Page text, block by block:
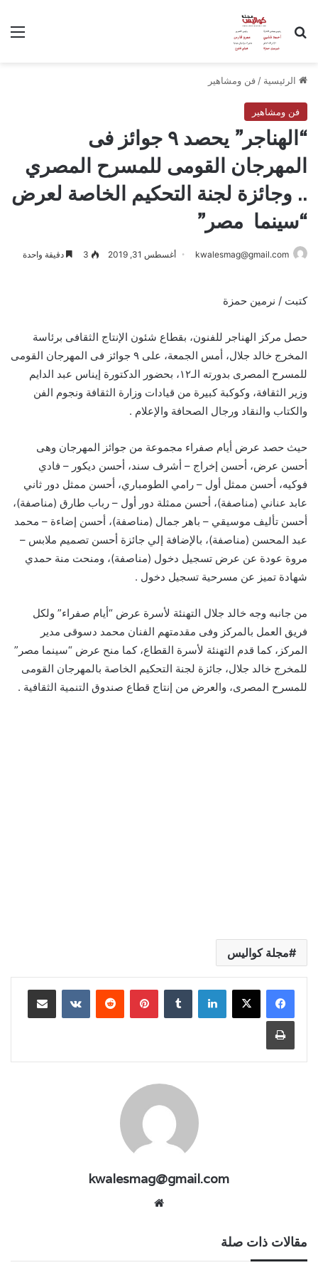
بحث عن
الرئيسية / فن ومشاهير
فن ومشاهير
“الهناجر” يحصد ٩ جوائز فى
المهرجان القومى للمسرح المصري
.. وجائزة لجنة التحكيم الخاصة لعرض
“سينما مصر”
kwalesmag@gmail.com أغسطس 31, 2019 3 دقيقة واحدة
كتبت / نرمين حمزة
حصل مركز الهناجر للفنون، بقطاع شئون الإنتاج الثقافى برئاسة
المخرج خالد جلال، أمس الجمعة، على ٩ جوائز فى المهرجان القومى
للمسرح المصرى بدورته الـ١٢، بحضور الدكتورة إيناس عبد الدايم
وزير الثقافة، وكوكبة كبيرة من قيادات وزارة الثقافة ونجوم الفن
والكتاب والنقاد ورجال الصحافة والإعلام .
حيث حصد عرض أيام صفراء مجموعة من جوائز المهرجان وهى
أحسن عرض، أحسن إخراج – أشرف سند، أحسن ديكور – فادي
فوكيه، أحسن ممثل أول – رامي الطومباري، أحسن ممثل دور ثاني
عابد عناني (مناصفة)، أحسن ممثلة دور أول – رباب طارق (مناصفة)،
أحسن تأليف موسيقي – باهر جمال (مناصفة)، أحسن إضاءة – محمد
عبد المحسن (مناصفة)، بالإضافة إلي جائزة أحسن تصميم ملابس –
مروة عودة عن عرض تسجيل دخول (مناصفة)، ومنحت منة حمدي
شهادة تميز عن مسرحية تسجيل دخول .
من جانبه وجه خالد جلال التهنئة لأسرة عرض “أيام صفراء” ولكل
فريق العمل بالمركز وفى مقدمتهم الفنان محمد دسوقى مدير
المركز، كما قدم التهنئة لأسرة القطاع، كما منح عرض “سينما مصر”
للمخرج خالد جلال، جائزة لجنة التحكيم الخاصة بالمهرجان القومى
للمسرح المصرى، والعرض من إنتاج قطاع صندوق التنمية الثقافية .
مجلة كواليس
لينكدإن بينتيريست مشاركة عبر البريد
طباعة
kwalesmag@gmail.com
مقالات ذات صلة